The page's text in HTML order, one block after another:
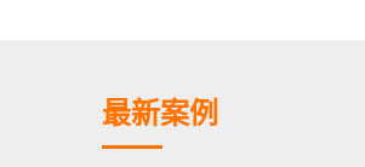
最新案例